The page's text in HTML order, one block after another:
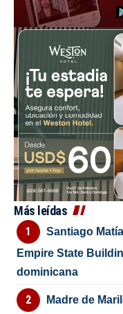
Más leídas
Santiago
Empire State
dominicana
Madre de